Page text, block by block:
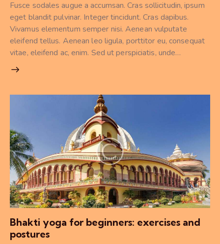
Fusce sodales augue a accumsan. Cras sollicitudin, ipsum
eget blandit pulvinar. Integer tincidunt. Cras dapibus.
Vivamus elementum semper nisi. Aenean vulputate
eleifend tellus. Aenean leo ligula, porttitor eu, consequat
vitae, eleifend ac, enim. Sed ut perspiciatis, unde…
Bhakti yoga for beginners: exercises and
postures